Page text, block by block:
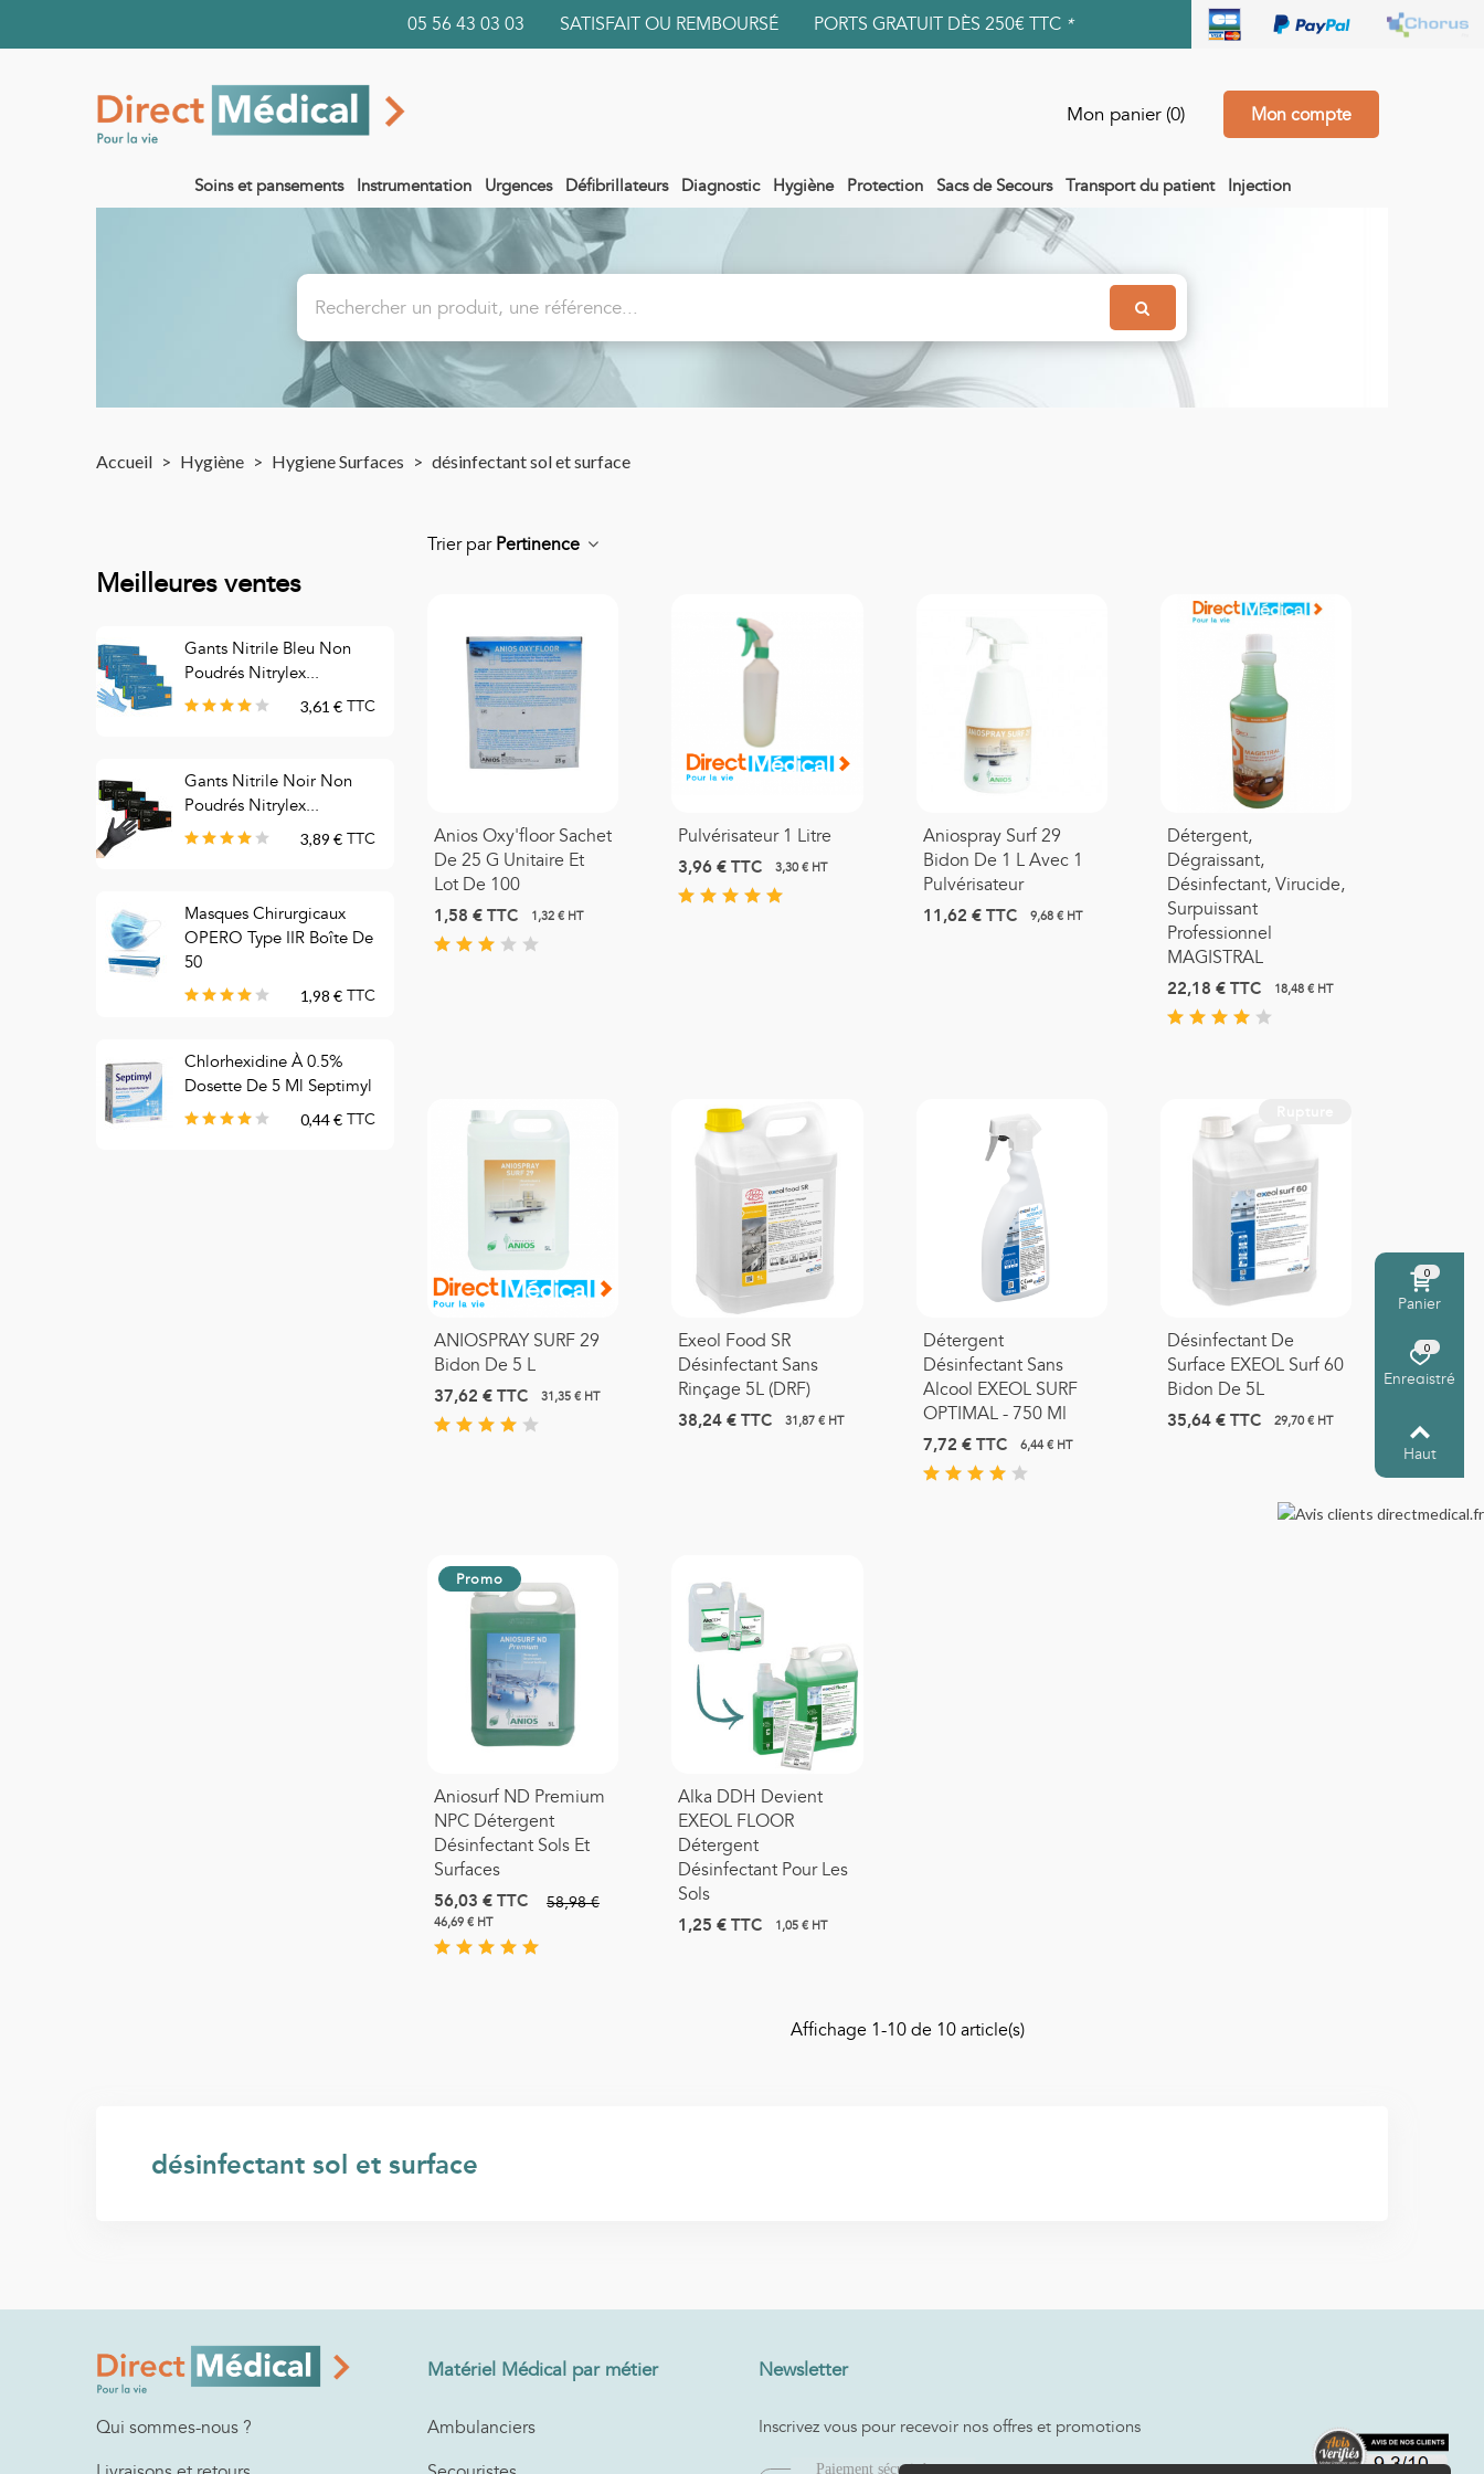
05 56 43 03 03 SATISFAIT OU REMBOURSÉ PORTS GRATUIT DÈS 250€ TTC *
Mon panier (0) Mon compte
Soins et pansements Instrumentation Urgences Défibrillateurs Diagnostic Hygiène Protection Sacs de Secours Transport du patient Injection
Accueil > Hygiène > Hygiene Surfaces > désinfectant sol et surface
désinfectant sol et surface
Meilleures ventes
Gants Nitrile Bleu Non
Poudrés Nitrylex...
3,61 € TTC
Gants Nitrile Noir Non
Poudrés Nitrylex...
3,89 € TTC
Masques Chirurgicaux
OPERO Type IIR Boîte De
50
1,98 € TTC
Chlorhexidine À 0.5%
Dosette De 5 Ml Septimyl
0,44 € TTC
Sonde D'aspiration Stérile
1,39 €
Masque Haute
Concentration Adulte PRO
Trier par Pertinence
Anios Oxy'floor Sachet
De 25 G Unitaire Et
Lot De 100
1,58 €TTC 1,32 € HT
Pulvérisateur 1 Litre
3,96 €TTC 3,30 € HT
Aniospray Surf 29
Bidon De 1 L Avec 1
Pulvérisateur
11,62 €TTC 9,68 € HT
Détergent,
Dégraissant,
Désinfectant, Virucide,
Surpuissant
Professionnel
MAGISTRAL
22,18 €TTC 18,48 € HT
ANIOSPRAY SURF 29
Bidon De 5 L
37,62 €TTC 31,35 € HT
Exeol Food SR
Désinfectant Sans
Rinçage 5L (DRF)
38,24 €TTC 31,87 € HT
Détergent
Désinfectant Sans
Alcool EXEOL SURF
OPTIMAL - 750 Ml
7,72 €TTC 6,44 € HT
Désinfectant De
Surface EXEOL Surf 60
Bidon De 5L
35,64 €TTC 29,70 € HT
Promo
Aniosurf ND Premium
NPC Détergent
Désinfectant Sols Et
Surfaces
56,03 €TTC 58,98 €
46,69 € HT
Alka DDH Devient
EXEOL FLOOR
Détergent
Désinfectant Pour Les
Sols
1,25 €TTC 1,05 € HT
Affichage 1-10 de 10 article(s)
Qui sommes-nous ?
Matériel Médical par métier
Ambulanciers
Newsletter
Inscrivez vous pour recevoir nos offres et promotions
Panier
0
Enregistré
0
Haut